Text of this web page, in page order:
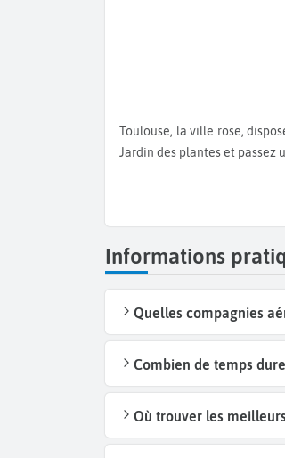
Toulouse, la ville rose, dispose d'un grand patrimoine historique et culturel. Visitez la Basilique Saint Sernin, le
Jardin des plantes et passez
Informations
Quelles compagnies
Combien de temps
Où trouver les